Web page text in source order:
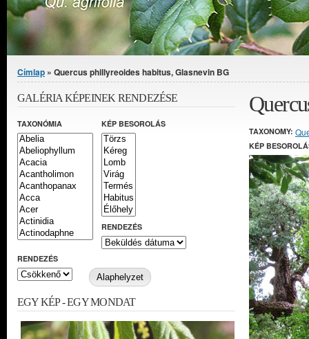
Jelenlegi hely
Címlap » Quercus phillyreoides habitus, Glasnevin BG
TAXONOMY:
KÉP
GALÉRIA KÉPEINEK RENDEZÉSE
TAXONÓMIA KÉP BESOROLÁS
RENDEZÉS
RENDEZÉS
EGY KÉP - EGY MONDAT